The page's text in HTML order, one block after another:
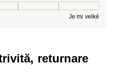
Je mi velké
returnare